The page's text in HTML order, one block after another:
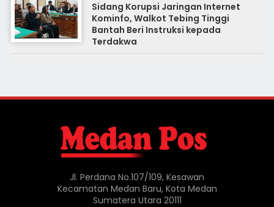
Sidang Korupsi Jaringan Internet
Kominfo, Walkot Tebing Tinggi
Bantah Beri Instruksi kepada
Terdakwa
Jl. Perdana No.107/109, Kesawan
Kecamatan Medan Baru, Kota Medan
Sumatera Utara 20111